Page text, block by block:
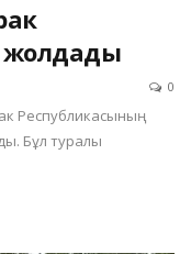
жолдады
0
Республикасының
Бұл туралы